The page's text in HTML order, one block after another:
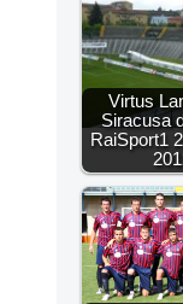
Virtus
Siracusa
RaiSport1